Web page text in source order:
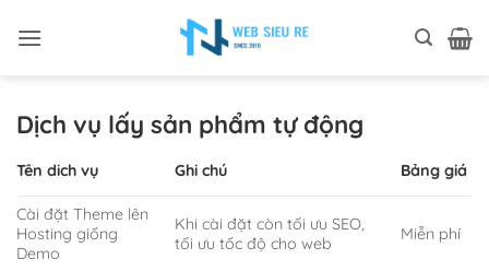
qua
Dịch vụ lấy sản phẩm tự động
Tên dich vụ Ghi chú Bảng giá
Cài đặt Theme lên
Hosting giống
Demo
Khi cài đặt còn tối ưu SEO,
tối ưu tốc độ cho web
Miễn phí